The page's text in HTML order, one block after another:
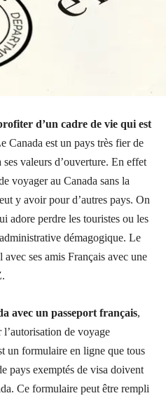
d’un cadre de vie qui est
Canada est un pays très fier de
valeurs d’ouverture. En effet
voyager au Canada sans la
y avoir pour d’autres pays. On
adore perdre les touristes ou les
démagogique. Le
ses amis Français avec une
avec un passeport français,
de voyage
un formulaire en ligne que tous
pays exemptés de visa doivent
Ce formulaire peut être rempli